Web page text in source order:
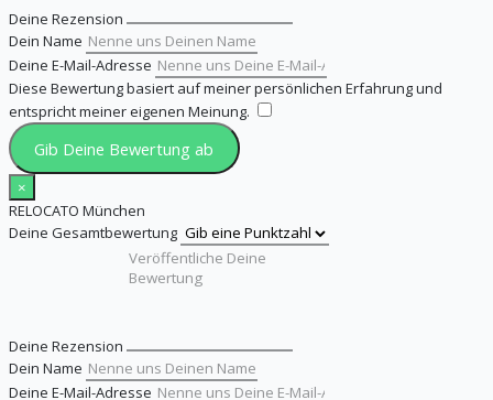
Deine Rezension
Dein Name
Deine E-Mail-Adresse
Diese Bewertung basiert auf meiner persönlichen Erfahrung und
entspricht meiner eigenen Meinung.
Gib Deine Bewertung ab
×
RELOCATO München
Deine Gesamtbewertung
Deine Rezension
Dein Name
Deine E-Mail-Adresse